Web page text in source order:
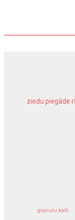
ziedu piegāde
granulu katli